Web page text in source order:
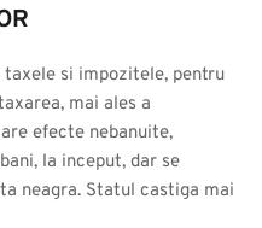
mai ales a
efecte nebanuite,
la inceput, dar se
neagra. Statul castiga mai